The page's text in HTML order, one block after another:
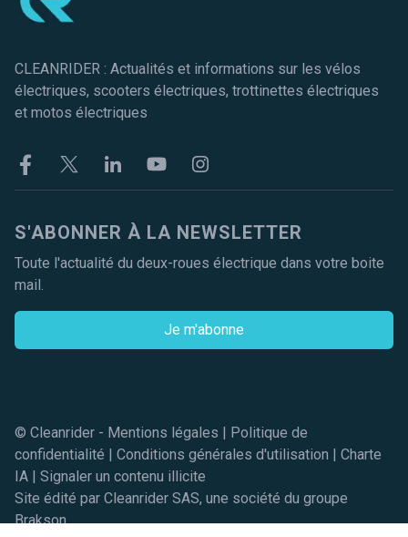
CLEANRIDER : Actualités et informations sur les vélos
électriques, scooters électriques, trottinettes électriques
et motos électriques
FacebookTwitter LinkekinYoutubeInstagram
S'ABONNER À LA NEWSLETTER
Toute l'actualité du deux-roues électrique dans votre boite
mail.
Je m'abonne
© Cleanrider - Mentions légales | Politique de
confidentialité | Conditions générales d'utilisation | Charte
IA | Signaler un contenu illicite
Site édité par Cleanrider SAS, une société du groupe
Brakson